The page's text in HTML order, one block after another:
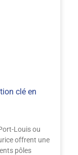
clé en
Louis ou
offrent une
pôles